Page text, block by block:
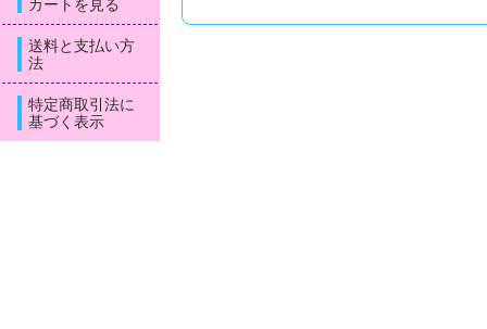
カートを見る
送料と支払い方
法
特定商取引法に
基づく表示